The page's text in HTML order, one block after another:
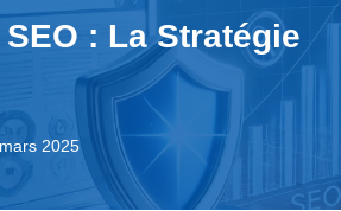
: La Stratégie
2025